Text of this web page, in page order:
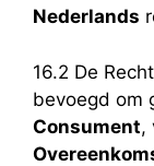
Nederlands
16.2 De
bevoegd om
Consument,